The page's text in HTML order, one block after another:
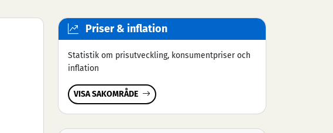
Priser & inflation
Statistik om prisutveckling, konsumentpriser och
inflation
VISA SAKOMRÅDE